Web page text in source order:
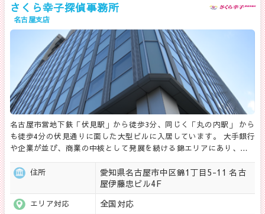
さくら幸子探偵事務所
名古屋支店
名古屋市営地下鉄「伏見駅」から徒歩3分、同じく「丸の内駅」 から
も徒歩4分の伏見通りに面した大型ビルに入居しています。 大手銀行
や企業が並び、商業の中核として発展を続ける錦エリアにあり、…
住所
愛知県名古屋市中区錦1丁目5-11 名古
屋伊藤忠ビル4F
エリア対応 全国対応